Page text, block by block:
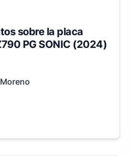
sobre la placa
PG SONIC (2024)